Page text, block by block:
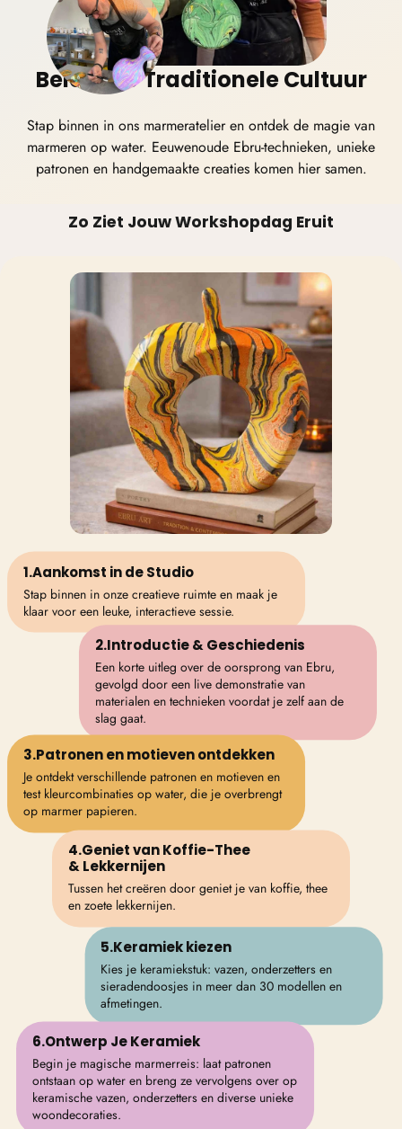
Beleef de Traditionele Cultuur
Stap binnen in ons marmeratelier en ontdek de magie van
marmeren op water. Eeuwenoude Ebru-technieken, unieke
patronen en handgemaakte creaties komen hier samen.
Zo Ziet Jouw Workshopdag Eruit
1.Aankomst in de Studio
Stap binnen in onze creatieve ruimte en maak je
klaar voor een leuke, interactieve sessie.
2.Introductie & Geschiedenis
Een korte uitleg over de oorsprong van Ebru,
gevolgd door een live demonstratie van
materialen en technieken voordat je zelf aan de
slag gaat.
3.Patronen en motieven ontdekken
Je ontdekt verschillende patronen en motieven en
test kleurcombinaties op water, die je overbrengt
op marmer papieren.
4.Geniet van Koffie-Thee
& Lekkernijen
Tussen het creëren door geniet je van koffie, thee
en zoete lekkernijen.
5.Keramiek kiezen
Kies je keramiekstuk: vazen, onderzetters en
sieradendoosjes in meer dan 30 modellen en
afmetingen.
6.Ontwerp Je Keramiek
Begin je magische marmerreis: laat patronen
ontstaan op water en breng ze vervolgens over op
keramische vazen, onderzetters en diverse unieke
woondecoraties.